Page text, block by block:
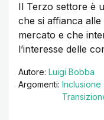
Il Terzo settore è
che si affianca
mercato e che
l’interesse delle
Autore: Luigi Bobba
Argomenti: Inclusione